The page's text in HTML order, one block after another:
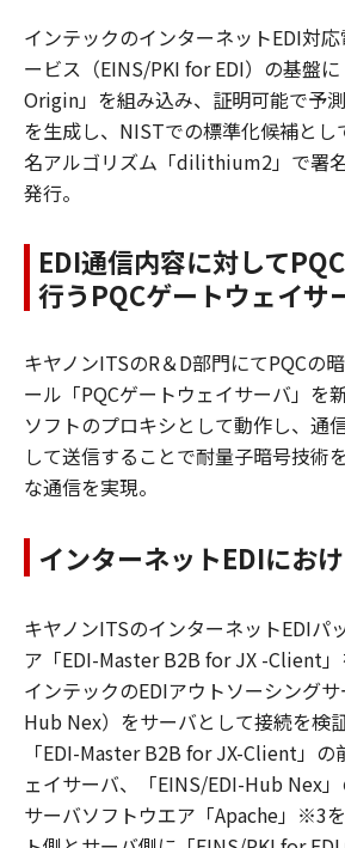
インテックのインターネットEDI対
ービス（EINS/PKI for EDI）の基盤
Origin」を組み込み、証明可能で予
を生成し、NISTでの標準化候補と
名アルゴリズム「dilithium2」で署
発行。
EDI通信内容に対して
行うPQCゲートウェイサ
キヤノンITSのR＆D部門にてPQCの
ール「PQCゲートウェイサーバ」を
ソフトのプロキシとして動作し、通
して送信することで耐量子暗号技術
な通信を実現。
インターネットEDIにお
キヤノンITSのインターネットEDIパ
ア「EDI-Master B2B for JX -Client」
インテックのEDIアウトソーシング
Hub Nex）をサーバとして接続を検証
「EDI-Master B2B for JX-Client」の
ェイサーバ、「EINS/EDI-Hub Nex
サーバソフトウエア「Apache」※3